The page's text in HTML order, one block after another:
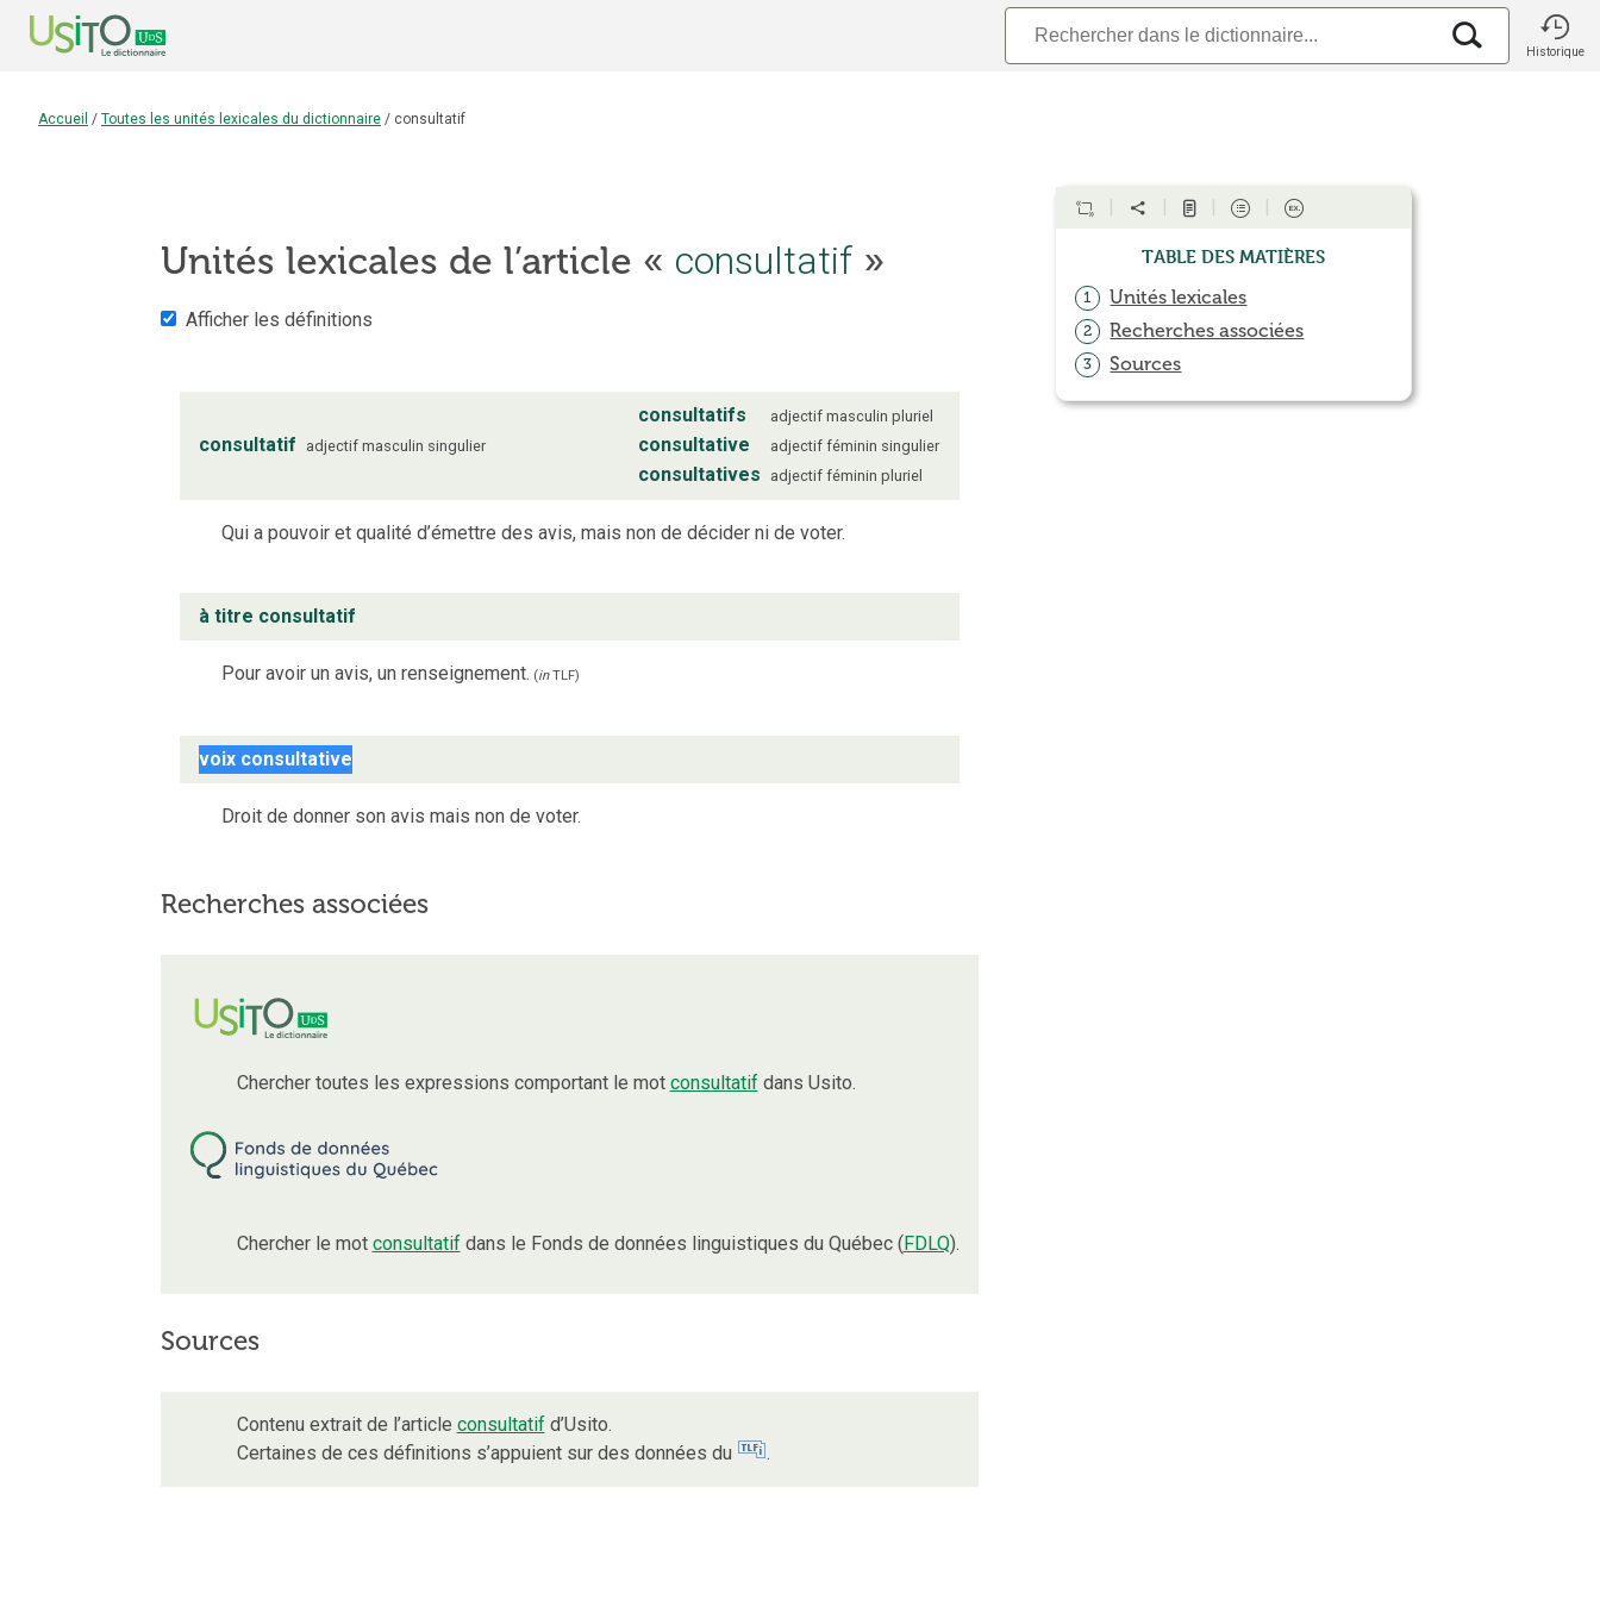
Historique
Accueil / Toutes les unités lexicales du dictionnaire / consultatif
Unités lexicales de l’article « consultatif»
Afficher les définitions
consultatif adjectif masculin singulier
consultatifs adjectif masculin pluriel
consultative adjectif féminin singulier
consultatives adjectif féminin pluriel
Qui a pouvoir et qualité d’émettre des avis, mais non de décider ni de voter.
à titre consultatif
Pour avoir un avis, un renseignement. (inTLF)
voix consultative
Droit de donner son avis mais non de voter.
Recherches associées
Chercher toutes les expressions comportant le mot consultatifdans Usito.
Chercher le mot consultatifdans le Fonds de données linguistiques du Québec (FDLQ).
Sources
Contenu extrait de l’article consultatif d’Usito.
Certaines de ces définitions s’appuient sur des données du
.
Table des matières
1 Unités lexicales
2 Recherches associées
3 Sources